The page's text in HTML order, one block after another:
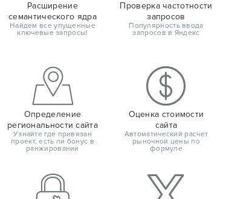
Расширение
семантического ядра
Найдем все упущенные
ключевые запросы!
Проверка частотности
запросов
Популярность ввода
запросов в Яндекс
Определение
региональности сайта
Узнайте где привязан
проект, есть ли бонус в
ранжировании
Оценка стоимости
сайта
Автоматический расчет
рыночной цены по
формуле